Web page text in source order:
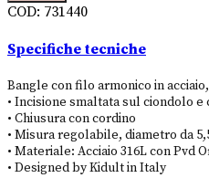
COD: 731440
Specifiche tecniche
Bangle con filo armonico in
• Incisione smaltata sul ciondolo
• Chiusura con cordino
• Misura regolabile, diametro da
• Materiale: Acciaio 316L con Pvd
• Designed by Kidult in Italy